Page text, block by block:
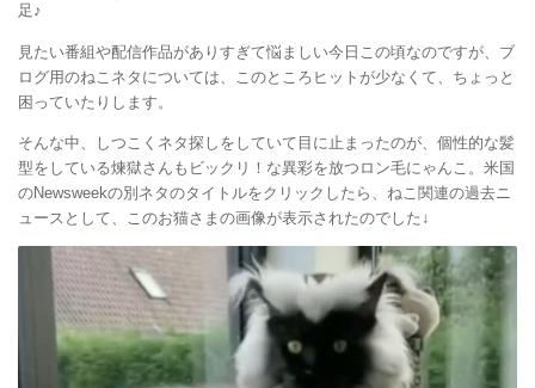
足♪
見たい番組や配信作品がありすぎて悩ましい今日この頃なのですが、ブ
ログ用のねこネタについては、このところヒットが少なくて、ちょっと
困っていたりします。
そんな中、しつこくネタ探しをしていて目に止まったのが、個性的な髪
型をしている煉獄さんもビックリ！な異彩を放つロン毛にゃんこ。米国
のNewsweekの別ネタのタイトルをクリックしたら、ねこ関連の過去ニ
ュースとして、このお猫さまの画像が表示されたのでした↓